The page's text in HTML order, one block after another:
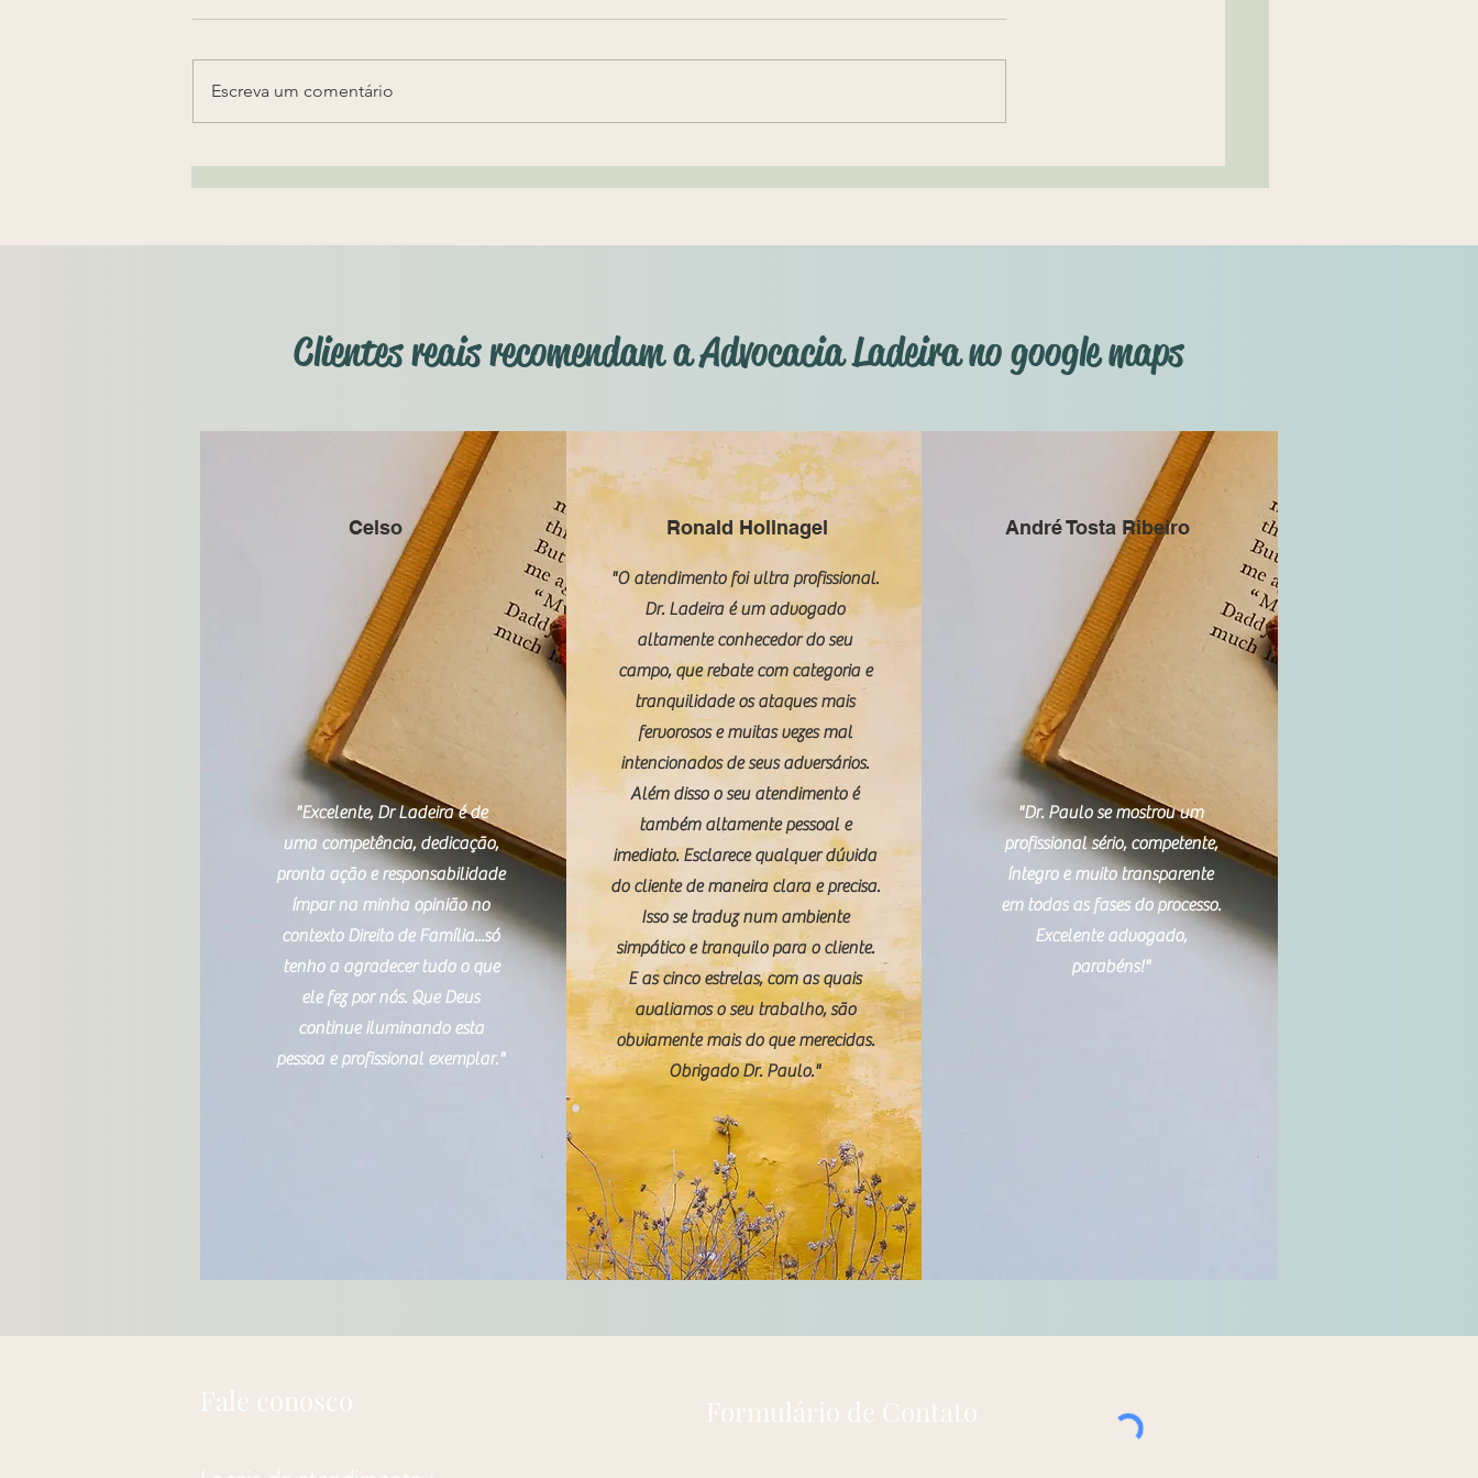
no casamento. "Primeiramente,
para exata compreensão da
separação total. "Uma das mais...
presentes e futuros, bem como
Escreva um comentário
Clientes reais recomendam a Advocacia Ladeira no google maps
Celso
"Excelente, Dr Ladeira é de
uma competência, dedicação,
pronta ação e responsabilidade
ímpar na minha opinião no
contexto Direito de Família...só
tenho a agradecer tudo o que
ele fez por nós. Que Deus
continue iluminando esta
pessoa e profissional exemplar."
Ronald Hollnagel
"O atendimento foi ultra profissional.
Dr. Ladeira é um advogado
altamente conhecedor do seu
campo, que rebate com categoria e
tranquilidade os ataques mais
fervorosos e muitas vezes mal
intencionados de seus adversários.
Além disso o seu atendimento é
também altamente pessoal e
imediato. Esclarece qualquer dúvida
do cliente de maneira clara e precisa.
Isso se traduz num ambiente
simpático e tranquilo para o cliente.
E as cinco estrelas, com as quais
avaliamos o seu trabalho, são
obviamente mais do que merecidas.
Obrigado Dr. Paulo."
André Tosta Ribeiro
"Dr. Paulo se mostrou um
profissional sério, competente,
íntegro e muito transparente
em todas as fases do processo.
Excelente advogado,
parabéns!"
Fale conosco Formulário de Contato